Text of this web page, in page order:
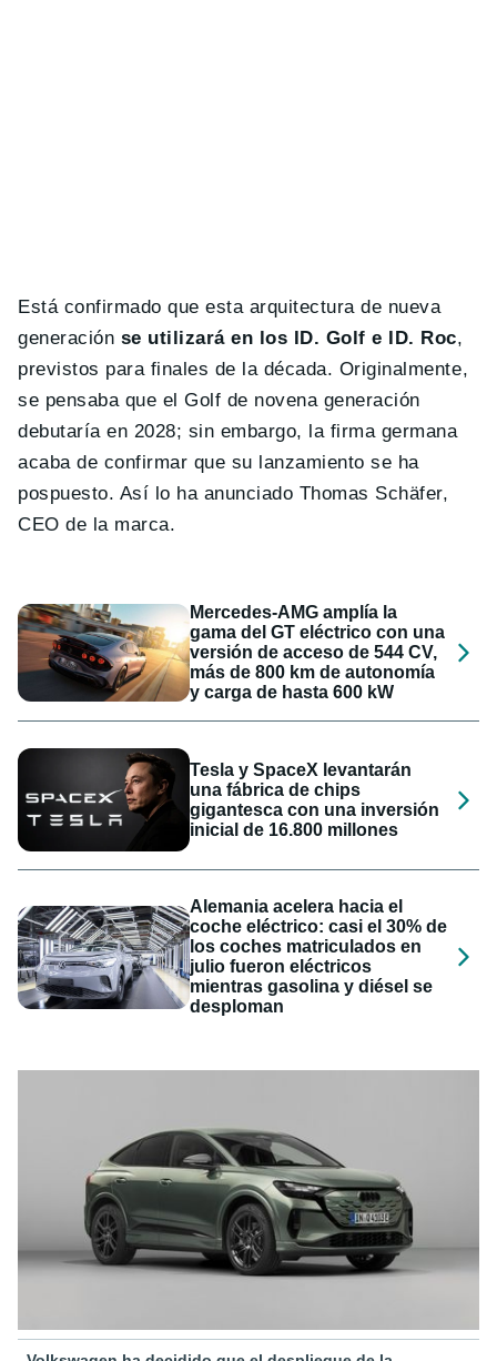
Está confirmado que esta arquitectura de nueva
generación se utilizará en los ID. Golf e ID. Roc,
previstos para finales de la década. Originalmente,
se pensaba que el Golf de novena generación
debutaría en 2028; sin embargo, la firma germana
acaba de confirmar que su lanzamiento se ha
pospuesto. Así lo ha anunciado Thomas Schäfer,
CEO de la marca.
Mercedes-AMG amplía la
gama del GT eléctrico con una
versión de acceso de 544 CV,
más de 800 km de autonomía
y carga de hasta 600 kW
Tesla y SpaceX levantarán
una fábrica de chips
gigantesca con una inversión
inicial de 16.800 millones
Alemania acelera hacia el
coche eléctrico: casi el 30% de
los coches matriculados en
julio fueron eléctricos
mientras gasolina y diésel se
desploman